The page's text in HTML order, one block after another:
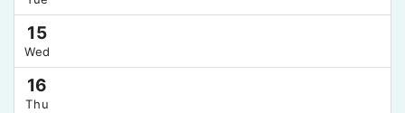
15
Wed
16
Thu